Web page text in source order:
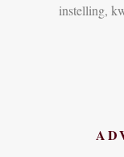
instelling,